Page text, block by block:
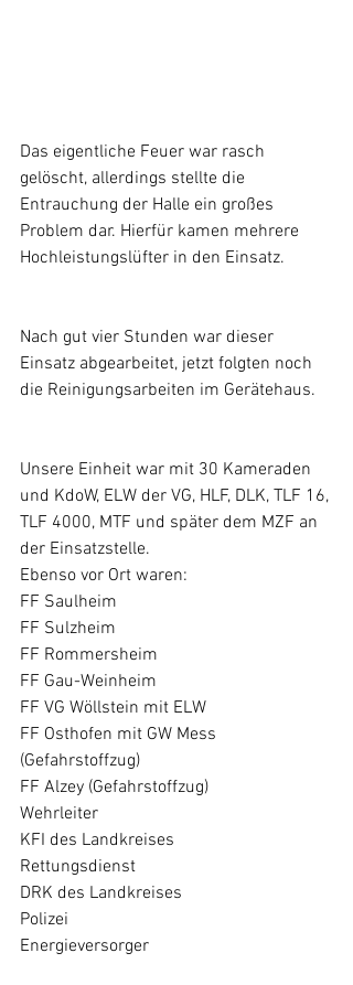
Das eigentliche Feuer war rasch
gelöscht, allerdings stellte die
Entrauchung der Halle ein großes
Problem dar. Hierfür kamen mehrere
Hochleistungslüfter in den Einsatz.
Nach gut vier Stunden war dieser
Einsatz abgearbeitet, jetzt folgten noch
die Reinigungsarbeiten im Gerätehaus.
Unsere Einheit war mit 30 Kameraden
und KdoW, ELW der VG, HLF, DLK, TLF 16,
TLF 4000, MTF und später dem MZF an
der Einsatzstelle.
Ebenso vor Ort waren:
FF Saulheim
FF Sulzheim
FF Rommersheim
FF Gau-Weinheim
FF VG Wöllstein mit ELW
FF Osthofen mit GW Mess
(Gefahrstoffzug)
FF Alzey (Gefahrstoffzug)
Wehrleiter
KFI des Landkreises
Rettungsdienst
DRK des Landkreises
Polizei
Energieversorger